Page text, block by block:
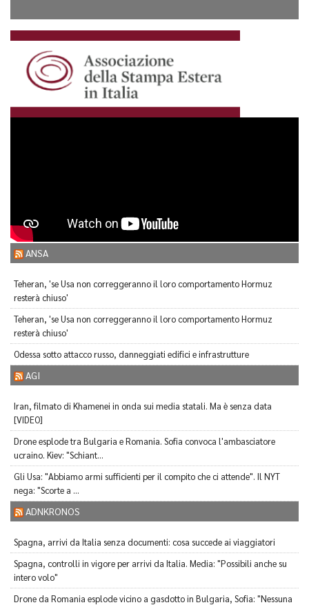
ANSA
Teheran, 'se Usa non correggeranno il loro comportamento Hormuz
resterà chiuso'
Teheran, 'se Usa non correggeranno il loro comportamento Hormuz
resterà chiuso'
Odessa sotto attacco russo, danneggiati edifici e infrastrutture
AGI
Iran, filmato di Khamenei in onda sui media statali. Ma è senza data
[VIDEO]
Drone esplode tra Bulgaria e Romania. Sofia convoca l'ambasciatore
ucraino. Kiev: "Schiant...
Gli Usa: "Abbiamo armi sufficienti per il compito che ci attende". Il NYT
nega: "Scorte a ...
ADNKRONOS
Spagna, arrivi da Italia senza documenti: cosa succede ai viaggiatori
Spagna, controlli in vigore per arrivi da Italia. Media: "Possibili anche su
intero volo"
Drone da Romania esplode vicino a gasdotto in Bulgaria, Sofia: "Nessuna